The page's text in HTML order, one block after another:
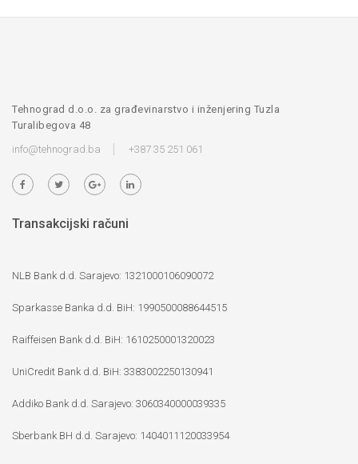
Tehnograd d.o.o. za građevinarstvo i inženjering Tuzla
Turalibegova 48
info@tehnograd.ba
+387 35 251 061
Transakcijski računi
NLB Bank d.d. Sarajevo: 1321000106090072
Sparkasse Banka d.d. BiH: 1990500088644515
Raiffeisen Bank d.d. BiH: 1610250001320023
UniCredit Bank d.d. BiH: 3383002250130941
Addiko Bank d.d. Sarajevo: 3060340000039335
Sberbank BH d.d. Sarajevo: 1404011120033954